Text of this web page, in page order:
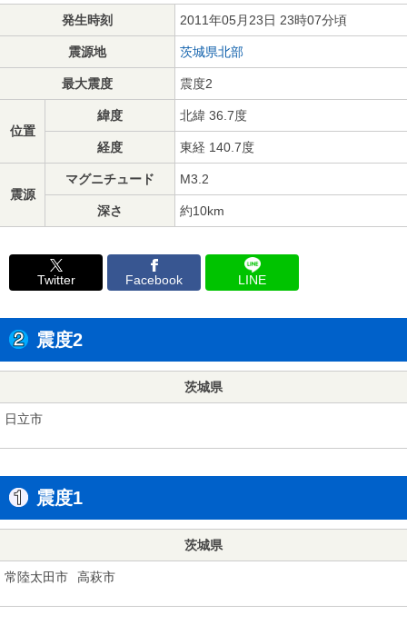
発生時刻 2011年05月23日 23時07分頃
震源地 茨城県北部
最大震度 震度2
位置
緯度 北緯 36.7度
経度 東経 140.7度
震源
マグニチュード M3.2
深さ 約10km
Twitter Facebook LINE
震度2
茨城県
日立市
震度1
茨城県
常陸太田市 高萩市